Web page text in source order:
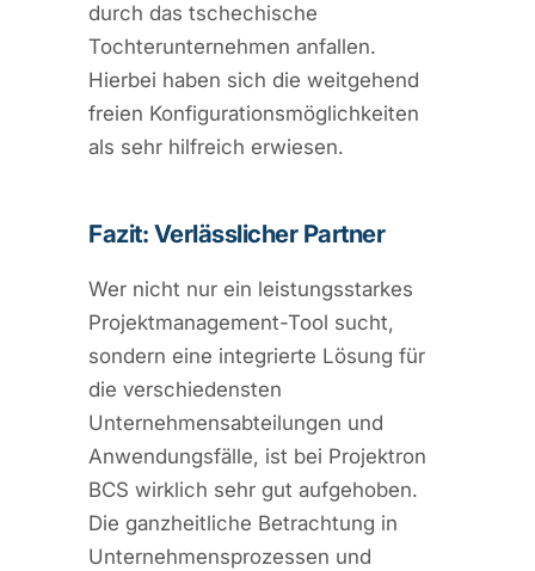
durch das tschechische
Tochterunternehmen anfallen.
Hierbei haben sich die weitgehend
freien Konfigurationsmöglichkeiten
als sehr hilfreich erwiesen.
Fazit: Verlässlicher Partner
Wer nicht nur ein leistungsstarkes
Projektmanagement-Tool sucht,
sondern eine integrierte Lösung für
die verschiedensten
Unternehmensabteilungen und
Anwendungsfälle, ist bei Projektron
BCS wirklich sehr gut aufgehoben.
Die ganzheitliche Betrachtung in
Unternehmensprozessen und